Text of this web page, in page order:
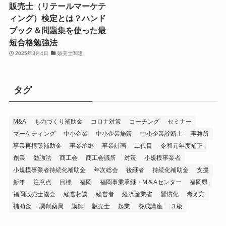
販売士（リテールマーケテ
ィング）検定とは？ハンド
ブック＆問題集を使った最
短合格勉強法
2025年3月4日 販売士関連
タグ
M&A ものづくり補助金 コロナ対策 コーチング
セミナー
マーケティング
中小企業 中小企業施策 中小企業診断士
事務所
事業再構築補助金
事業承継 事業計画 二代目
令和元年度補正
創業
勉強法 商工会 商工会議所 対策
小規模事業者
小規模事業者持続化補助金
年次総会 後継者 持続化補助金
支援
新年
注意点 目標 福岡 福岡事業承継・M＆Aセンター
福岡県
福岡販売士協会
経営相談 経営者 経済産業省 習慣化
考え方
補助金
調剤薬局 講師 販売士 起業 養成講座 ３級